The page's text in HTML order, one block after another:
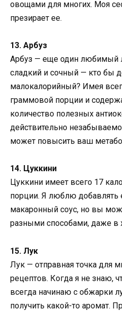
овощами для многих. Моя
презирает ее.
13. Арбуз
Арбуз — еще один любимый
сладкий и сочный — кто бы
малокалорийный? Имея
граммовой порции и
количество полезных
действительно
может повысить ваш
14. Цуккини
Цуккини имеет всего 17
порции. Я люблю добавлять
макаронный соус, но вы
разными способами, даже в
15. Лук
Лук — отправная точка для
рецептов. Когда я не знаю,
всегда начинаю с обжарки
получить какой-то аромат.